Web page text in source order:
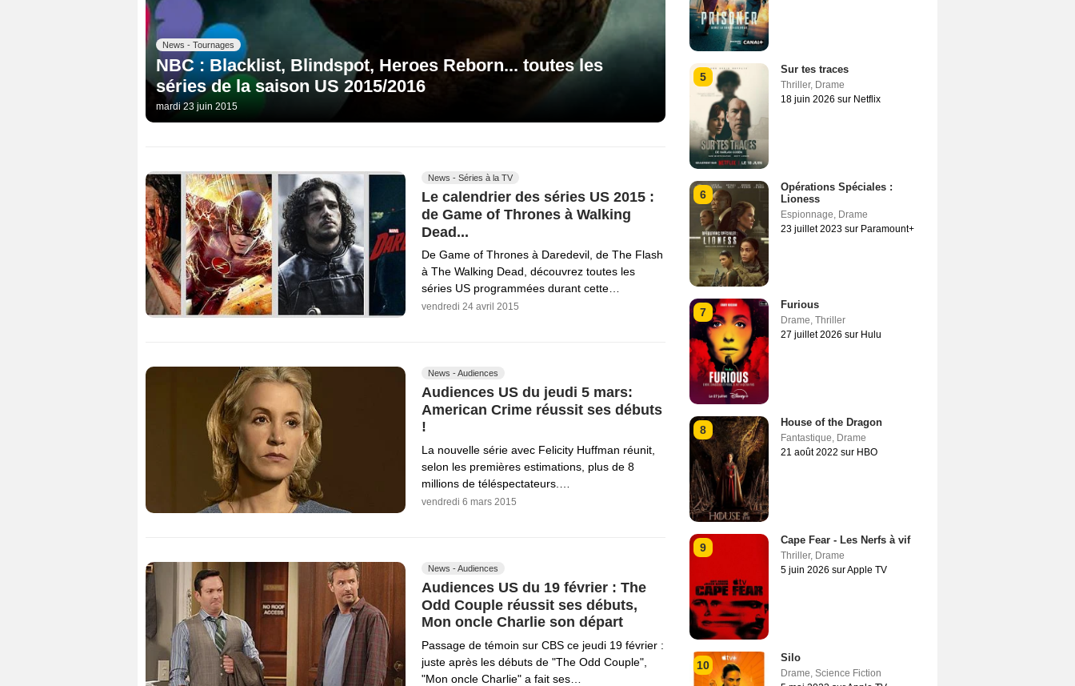
News - Tournages
NBC : Blacklist, Blindspot, Heroes Reborn... toutes les
séries de la saison US 2015/2016
mardi 23 juin 2015
News - Séries à la TV
Le calendrier des séries US 2015 :
de Game of Thrones à Walking
Dead...
De Game of Thrones à Daredevil, de The Flash
à The Walking Dead, découvrez toutes les
séries US programmées durant cette…
vendredi 24 avril 2015
News - Audiences
Audiences US du jeudi 5 mars:
American Crime réussit ses débuts
!
La nouvelle série avec Felicity Huffman réunit,
selon les premières estimations, plus de 8
millions de téléspectateurs.…
vendredi 6 mars 2015
News - Audiences
Audiences US du 19 février : The
Odd Couple réussit ses débuts,
Mon oncle Charlie son départ
Passage de témoin sur CBS ce jeudi 19 février :
juste après les débuts de "The Odd Couple",
"Mon oncle Charlie" a fait ses…
5
Sur tes traces
Thriller, Drame
18 juin 2026 sur Netflix
6
Opérations Spéciales :
Lioness
Espionnage, Drame
23 juillet 2023 sur Paramount+
7
Furious
Drame, Thriller
27 juillet 2026 sur Hulu
8
House of the Dragon
Fantastique, Drame
21 août 2022 sur HBO
9
Cape Fear - Les Nerfs à vif
Thriller, Drame
5 juin 2026 sur Apple TV
10
Silo
Drame, Science Fiction